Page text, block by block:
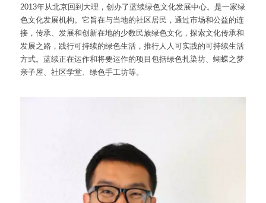
2013年从北京回到大理，创办了蓝续绿色文化发展中心。是一家绿
色文化发展机构。它旨在与当地的社区居民，通过市场和公益的连
接，传承、发展和创新在地的少数民族绿色文化，探索文化传承和
发展之路，践行可持续的绿色生活，推行人人可实践的可持续生活
方式。蓝续正在运作和将要运作的项目包括绿色扎染坊、蝴蝶之梦
亲子屋、社区学堂、绿色手工坊等。